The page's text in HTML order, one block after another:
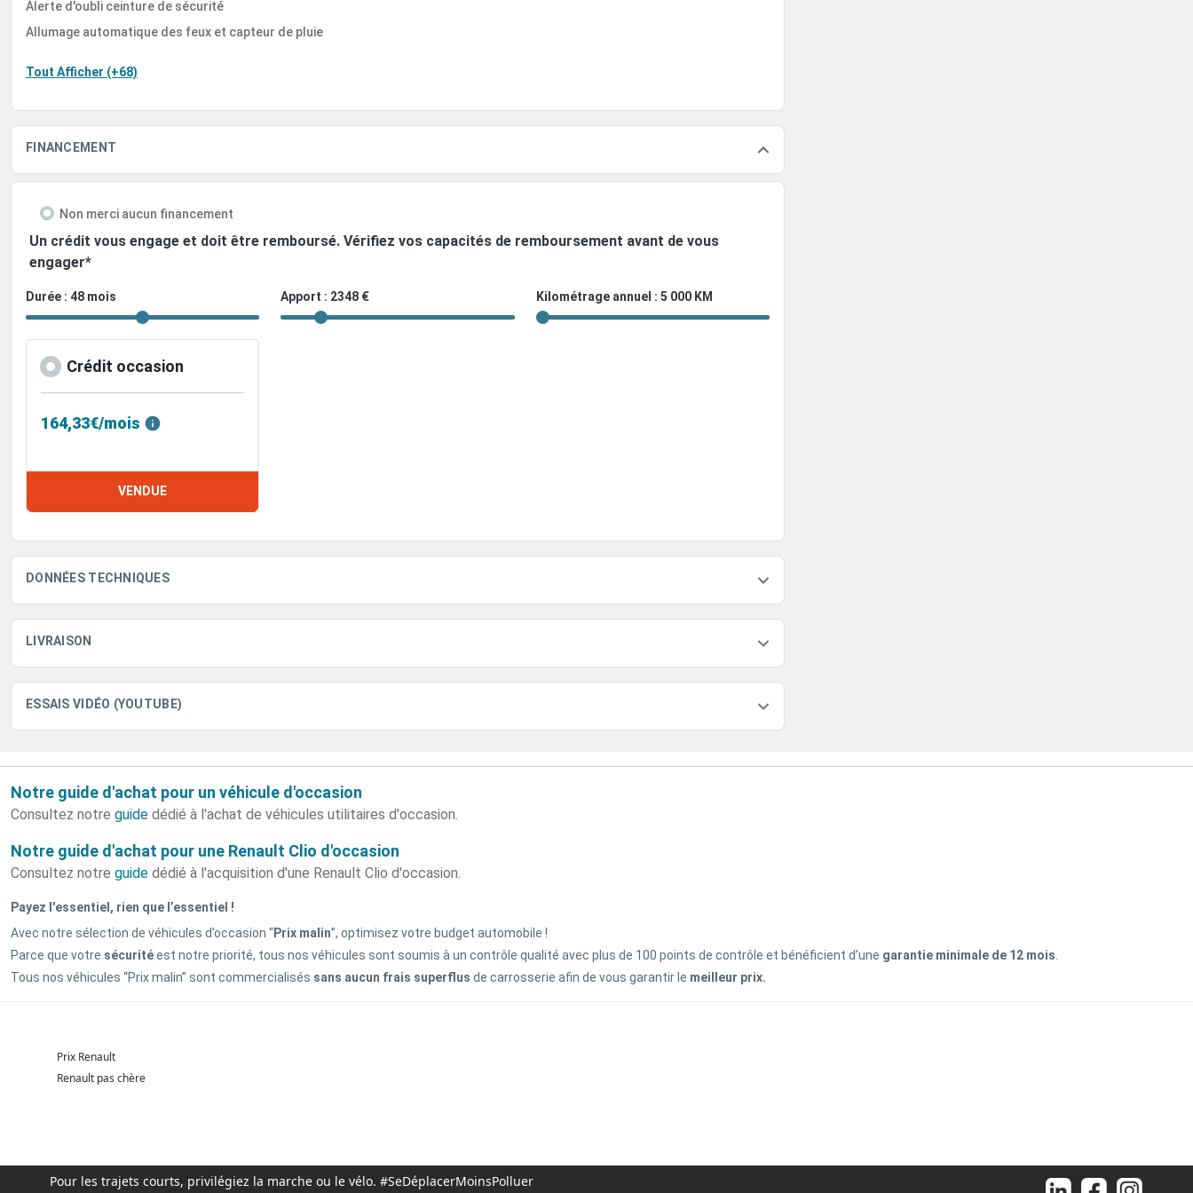
Alerte d'oubli ceinture de sécurité
Allumage automatique des feux et capteur de pluie
Tout Afficher (+68)
FINANCEMENT
Non merci aucun financement
Un crédit vous engage et doit être remboursé. Vérifiez vos capacités de remboursement avant de vous
engager*
Durée : 48 mois Apport : 2348 € Kilométrage annuel : 5 000 KM
Crédit occasion
164,33€/mois
VENDUE
DONNÉES TECHNIQUES
LIVRAISON
ESSAIS VIDÉO (YOUTUBE)
Notre guide d'achat pour un véhicule d'occasion
Consultez notre guide dédié à l'achat de véhicules utilitaires d'occasion.
Notre guide d'achat pour une Renault Clio d'occasion
Consultez notre guide dédié à l'acquisition d'une Renault Clio d'occasion.
Payez l'essentiel, rien que l’essentiel !
Avec notre sélection de véhicules d’occasion “Prix malin”, optimisez votre budget automobile !
Parce que votre sécuritéest notre priorité, tous nos véhicules sont soumis à un contrôle qualité avec plus de 100 points de contrôle et bénéficient d’une garantie minimale de 12 mois
Tous nos véhicules “Prix malin” sont commercialisés sans aucun frais superflus de carrosserie afin de vous garantir le meilleur prix.
Prix Renault
Renault pas chère
Pour les trajets courts, privilégiez la marche ou le vélo. #SeDéplacerMoinsPolluer